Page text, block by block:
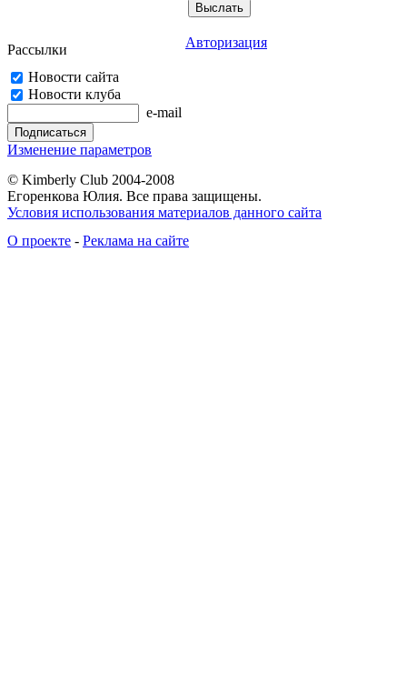
Рассылки
Новости сайта
Новости клуба
e-mail
Изменение параметров
Авторизация
© Kimberly Club 2004-2008
Егоренкова Юлия. Все права защищены.
Условия использования материалов данного сайта
О проекте - Реклама на сайте